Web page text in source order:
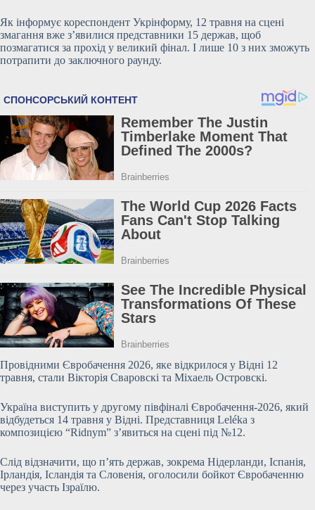
Як інформує кореспондент Укрінформу, 12 травня на сцені
змагання вже з’явилися представники 15 держав, щоб
позмагатися за прохід у великий фінал. І лише 10 з них зможуть
потрапити до заключного раунду.
Провідними Євробачення 2026, яке відкрилося у Відні 12
травня, стали Вікторія Сваровскі та Міхаель Островскі.
Україна виступить у другому півфіналі Євробачення-2026, який
відбудеться 14 травня у Відні. Представниця Leléka з
композицією “Ridnym” з’явиться на сцені під №12.
Слід відзначити, що п’ять держав, зокрема Нідерланди, Іспанія,
Ірландія, Ісландія та Словенія, оголосили бойкот Євробаченню
через участь Ізраїлю.